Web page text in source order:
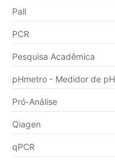
Pall
PCR
Pesquisa Acadêmica
pHmetro - Medidor de pH
Pró-Análise
Qiagen
qPCR